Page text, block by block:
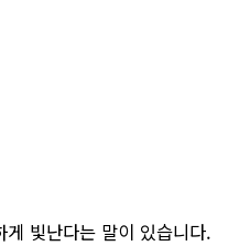
빛난다는 말이 있습니다.